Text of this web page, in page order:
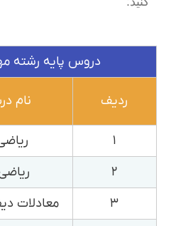
دروس پایه رشته
ردیف نام
۱
۲
۳
معادلات